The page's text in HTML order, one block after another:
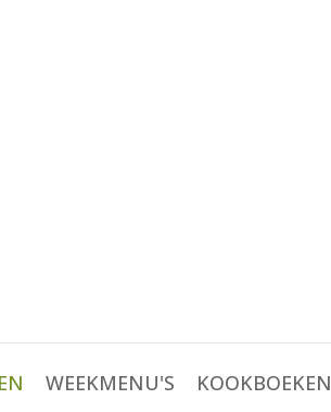
WEEKMENU'S KOOKBOEKEN